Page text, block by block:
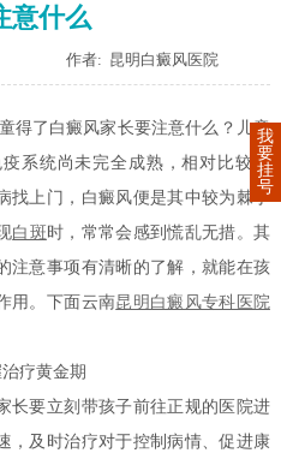
意什么
作者: 昆明白癜风医院
得了白癜风家长要注意什么？儿童
系统尚未完全成熟，相对比较脆
找上门，白癜风便是其中较为棘手
白斑时，常常会感到慌乱无措。其
注意事项有清晰的了解，就能在孩
用。下面云南昆明白癜风专科医院
疗黄金期
要立刻带孩子前往正规的医院进
，及时治疗对于控制病情、促进康
我
要
挂
号